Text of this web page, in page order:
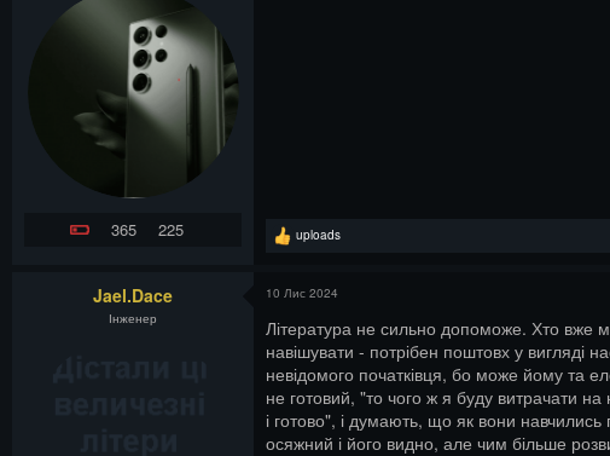
365 225
Р
ц
ї
:
uploads
Jael.Dace
Інженер
10 Лис 2024
Література не сильно допоможе. Хто вже
навішувати - потрібен поштовх у вигляді
невідомого початківця, бо може йому та
не готовий, "то чого ж я буду витрачати на
і готово", і думають, що як вони
осяжний і його видно, але чим більше